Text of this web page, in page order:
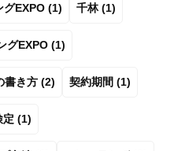
グEXPO (1) 千林 (1)
グEXPO (1)
書き方 (2) 契約期間 (1)
定 (1)